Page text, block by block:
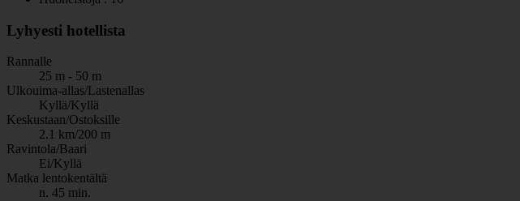
Lyhyesti hotellista
Rannalle
25 m - 50 m
Ulkouima-allas/Lastenallas
Kyllä/Kyllä
Keskustaan/Ostoksille
2.1 km/200 m
Ravintola/Baari
Ei/Kyllä
Matka lentokentältä
n. 45 min.